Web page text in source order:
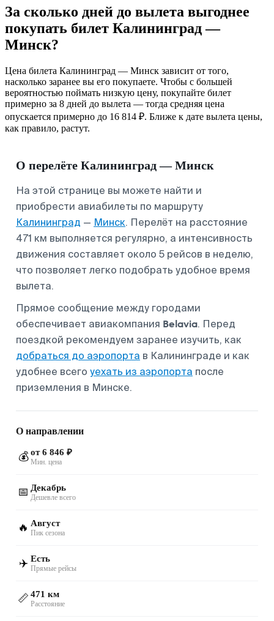
За сколько дней до вылета выгоднее
покупать билет Калининград —
Минск?
Цена билета Калининград — Минск зависит от того,
насколько заранее вы его покупаете. Чтобы с большей
вероятностью поймать низкую цену, покупайте билет
примерно за 8 дней до вылета — тогда средняя цена
опускается примерно до 16 814 ₽. Ближе к дате вылета цены,
как правило, растут.
О перелёте Калининград — Минск
На этой странице вы можете найти и
приобрести авиабилеты по маршруту
Калининград — Минск. Перелёт на расстояние
471 км выполняется регулярно, а интенсивность
движения составляет около 5 рейсов в неделю,
что позволяет легко подобрать удобное время
вылета.
Прямое сообщение между городами
обеспечивает авиакомпания Belavia. Перед
поездкой рекомендуем заранее изучить, как
добраться до аэропорта в Калининграде и как
удобнее всего уехать из аэропорта после
приземления в Минске.
О направлении
💰 от 6 846 ₽
Мин. цена
📅 Декабрь
Дешевле всего
🔥 Август
Пик сезона
✈️ Есть
Прямые рейсы
📏 471 км
Расстояние